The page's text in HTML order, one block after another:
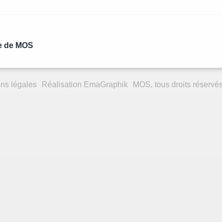
de MOS
légales Réalisation EmaGraphik MOS, tous droits